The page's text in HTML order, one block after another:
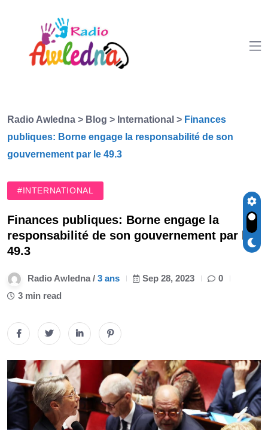
Radio Awledna > Blog > International > Finances
publiques: Borne engage la responsabilité de son
gouvernement par le 49.3
#INTERNATIONAL
Finances publiques: Borne engage la
responsabilité de son gouvernement par le
49.3
Radio Awledna / 3 ans Sep 28, 2023
0
3 min read